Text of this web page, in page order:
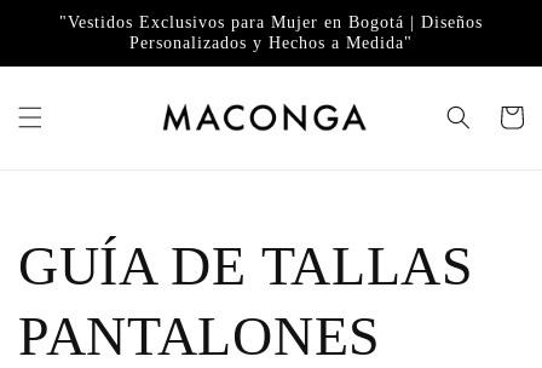
directamente
"Vestidos Exclusivos para Mujer en Bogotá | Diseños
Personalizados y Hechos a Medida"
Carrito
GUÍA DE TALLAS
PANTALONES